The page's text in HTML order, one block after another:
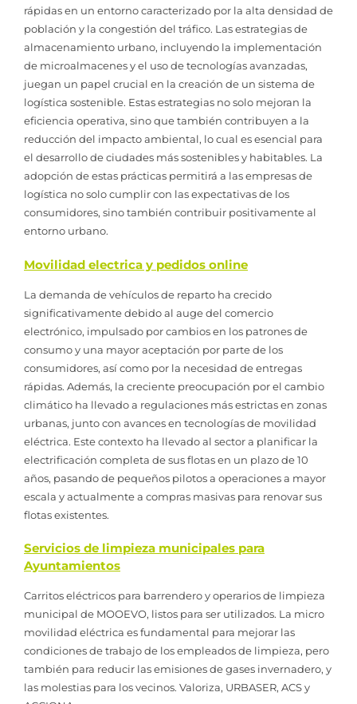
rápidas en un entorno caracterizado por la alta densidad de
población y la congestión del tráfico. Las estrategias de
almacenamiento urbano, incluyendo la implementación
de microalmacenes y el uso de tecnologías avanzadas,
juegan un papel crucial en la creación de un sistema de
logística sostenible. Estas estrategias no solo mejoran la
eficiencia operativa, sino que también contribuyen a la
reducción del impacto ambiental, lo cual es esencial para
el desarrollo de ciudades más sostenibles y habitables. La
adopción de estas prácticas permitirá a las empresas de
logística no solo cumplir con las expectativas de los
consumidores, sino también contribuir positivamente al
entorno urbano.
Movilidad electrica y pedidos online
La demanda de vehículos de reparto ha crecido
significativamente debido al auge del comercio
electrónico, impulsado por cambios en los patrones de
consumo y una mayor aceptación por parte de los
consumidores, así como por la necesidad de entregas
rápidas. Además, la creciente preocupación por el cambio
climático ha llevado a regulaciones más estrictas en zonas
urbanas, junto con avances en tecnologías de movilidad
eléctrica. Este contexto ha llevado al sector a planificar la
electrificación completa de sus flotas en un plazo de 10
años, pasando de pequeños pilotos a operaciones a mayor
escala y actualmente a compras masivas para renovar sus
flotas existentes.
Servicios de limpieza municipales para
Ayuntamientos
Carritos eléctricos para barrendero y operarios de limpieza
municipal de MOOEVO, listos para ser utilizados. La micro
movilidad eléctrica es fundamental para mejorar las
condiciones de trabajo de los empleados de limpieza, pero
también para reducir las emisiones de gases invernadero, y
las molestias para los vecinos. Valoriza, URBASER, ACS y